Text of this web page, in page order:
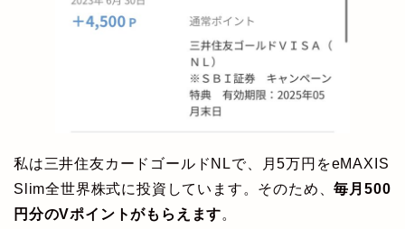
私は三井住友カードゴールドNLで、月5万円をeMAXIS
Slim全世界株式に投資しています。そのため、毎月500
円分のVポイントがもらえます。